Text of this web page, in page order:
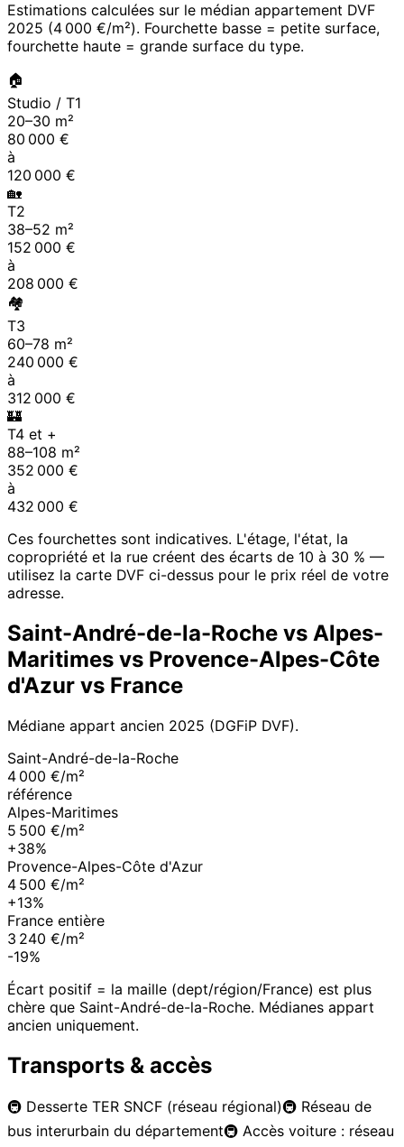
Estimations calculées sur le médian appartement DVF
2025 (4 000 €/m²). Fourchette basse = petite surface,
fourchette haute = grande surface du type.
🏠
Studio / T1
20–30 m²
80 000 €
à
120 000 €
🏡
T2
38–52 m²
152 000 €
à
208 000 €
🏘
T3
60–78 m²
240 000 €
à
312 000 €
🏰
T4 et +
88–108 m²
352 000 €
à
432 000 €
Ces fourchettes sont indicatives. L'étage, l'état, la
copropriété et la rue créent des écarts de 10 à 30 % —
utilisez la carte DVF ci-dessus pour le prix réel de votre
adresse.
Saint-André-de-la-Roche vs Alpes-
Maritimes vs Provence-Alpes-Côte
d'Azur vs France
Médiane appart ancien 2025 (DGFiP DVF).
Saint-André-de-la-Roche
4 000 €/m²
référence
Alpes-Maritimes
5 500 €/m²
+38%
Provence-Alpes-Côte d'Azur
4 500 €/m²
+13%
France entière
3 240 €/m²
-19%
Écart positif = la maille (dept/région/France) est plus
chère que Saint-André-de-la-Roche. Médianes appart
ancien uniquement.
Transports & accès
🚇 Desserte TER SNCF (réseau régional)🚇 Réseau de
bus interurbain du département🚇 Accès voiture : réseau